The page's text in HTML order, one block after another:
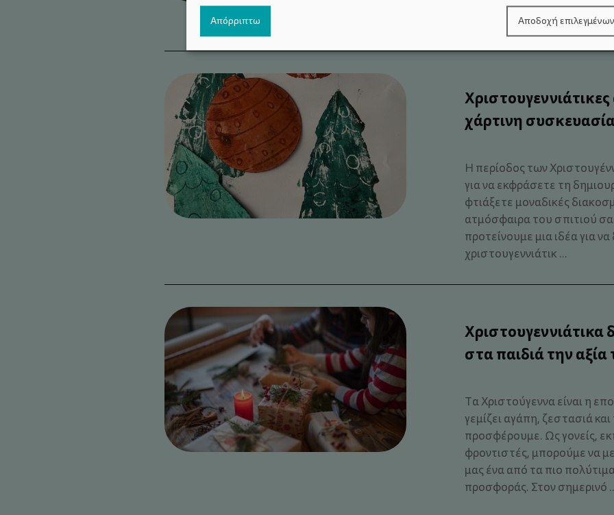
ρίζες και η έννοια της
χάρτινη
Η περίοδος των
για να εκφράσετε τη
φτιάξετε μοναδικές
ατμόσφαιρα του σπιτιού
προτείνουμε μια ιδέα για
χριστουγεννιάτικ ...
στα παιδιά την
Τα Χριστούγεννα είναι η
γεμίζει αγάπη, ζεστασιά
προσφέρουμε. Ως γονείς,
φροντιστές, μπορούμε να
μας ένα από τα πιο
προσφοράς. Στον σημερινό
Απόρριπτω Αποδοχή επιλεγμένων